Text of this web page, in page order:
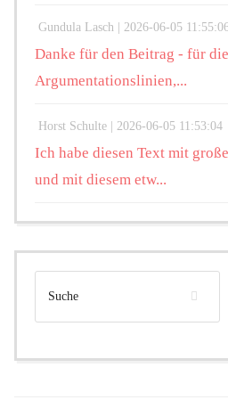
Gundula Lasch | 2026-06-05
Danke für den Beitrag - für
Argumentationslinien,...
Horst Schulte | 2026-06-05 11:53:04
Ich habe diesen Text mit
und mit diesem etw...